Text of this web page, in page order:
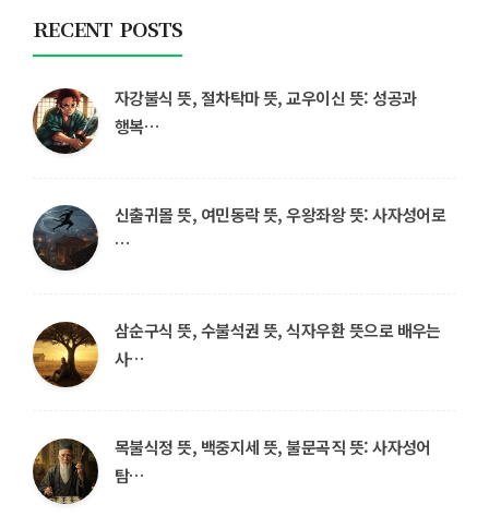
RECENT POSTS
자강불식 뜻, 절차탁마 뜻, 교우이신 뜻: 성공과
행복…
신출귀몰 뜻, 여민동락 뜻, 우왕좌왕 뜻: 사자성어로
…
삼순구식 뜻, 수불석권 뜻, 식자우환 뜻으로 배우는
사…
목불식정 뜻, 백중지세 뜻, 불문곡직 뜻: 사자성어
탐…